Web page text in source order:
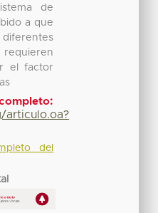
de
a que
requieren
el factor
articulo.oa?
del